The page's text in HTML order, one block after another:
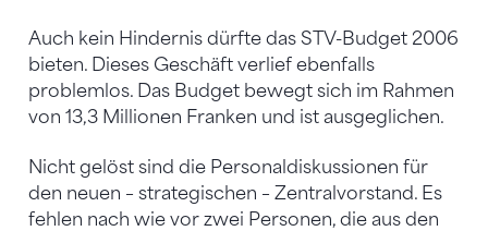
Auch kein Hindernis dürfte das STV-Budget 2006
bieten. Dieses Geschäft verlief ebenfalls
problemlos. Das Budget bewegt sich im Rahmen
von 13,3 Millionen Franken und ist ausgeglichen.
Nicht gelöst sind die Personaldiskussionen für
den neuen – strategischen – Zentralvorstand. Es
fehlen nach wie vor zwei Personen, die aus den